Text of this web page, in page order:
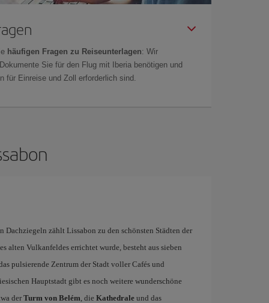
häufigen Fragen zu Reiseunterlagen: Wir
Sie für den Flug mit Iberia benötigen und
für Einreise und Zoll erforderlich sind.
zählt Lissabon zu den schönsten Städten der
alten Vulkanfeldes errichtet wurde, besteht aus sieben
pulsierende Zentrum der Stadt voller Cafés und
Hauptstadt gibt es noch weitere wunderschöne
der Turm von Belém, die Kathedraleund das